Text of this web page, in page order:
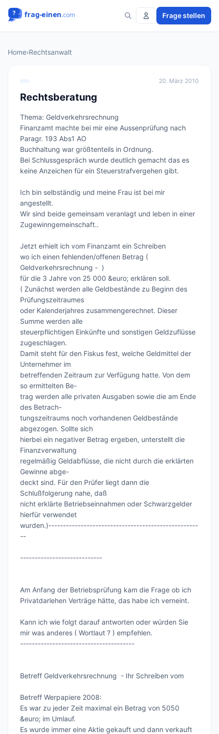
Frage stellen
Home›Rechtsanwalt
20. März 2010
Rechtsberatung
Thema: Geldverkehrsrechnung
Finanzamt machte bei mir eine Aussenprüfung nach
Paragr. 193 Abs1 AO
Buchhaltung war größtenteils in Ordnung.
Bei Schlussgespräch wurde deutlich gemacht das es
keine Anzeichen für ein Steuerstrafvergehen gibt.
Ich bin selbständig und meine Frau ist bei mir
angestellt.
Wir sind beide gemeinsam veranlagt und leben in einer
Zugewinngemeinschaft..
Jetzt erhielt ich vom Finanzamt ein Schreiben
wo ich einen fehlenden/offenen Betrag (
Geldverkehrsrechnung -  )
für die 3 Jahre von 25 000 &euro; erklären soll.
( Zunächst werden alle Geldbestände zu Beginn des
Prüfungszeitraumes
oder Kalenderjahres zusammengerechnet. Dieser
Summe werden alle
steuerpflichtigen Einkünfte und sonstigen Geldzuflüsse
zugeschlagen.
Damit steht für den Fiskus fest, welche Geldmittel der
Unternehmer im
betreffenden Zeitraum zur Verfügung hatte. Von dem
so ermittelten Be-
trag werden alle privaten Ausgaben sowie die am Ende
des Betrach-
tungszeitraums noch vorhandenen Geldbestände
abgezogen. Sollte sich
hierbei ein negativer Betrag ergeben, unterstellt die
Finanzverwaltung
regelmäßig Geldabflüsse, die nicht durch die erklärten
Gewinne abge-
deckt sind. Für den Prüfer liegt dann die
Schlußfolgerung nahe, daß
nicht erklärte Betriebseinnahmen oder Schwarzgelder
hierfür verwendet
wurden.)---------------------------------------------------
--
----------------------------
Am Anfang der Betriebsprüfung kam die Frage ob ich
Privatdarlehen Verträge hätte, das habe ich verneint.
Kann ich wie folgt darauf antworten oder würden Sie
mir was anderes ( Wortlaut ? ) empfehlen.
---------------------------------------
Betreff Geldverkehrsrechnung  - Ihr Schreiben vom
Betreff Werpapiere 2008:
Es war zu jeder Zeit maximal ein Betrag von 5050
&euro; im Umlauf.
Es wurde immer eine Aktie gekauft und dann verkauft